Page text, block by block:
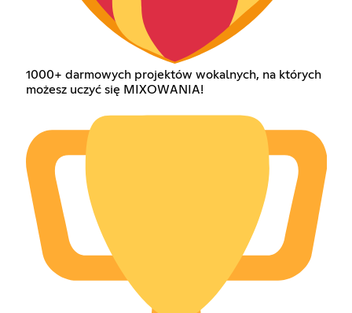
1000+ darmowych projektów wokalnych, na których
możesz uczyć się MIXOWANIA!